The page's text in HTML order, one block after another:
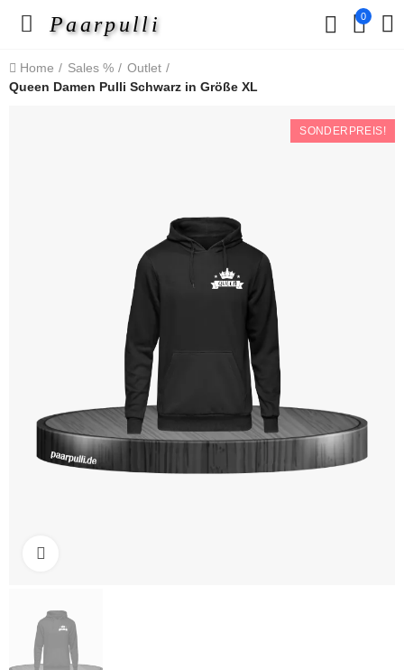
Paarpulli 0
Home Sales %
Outlet
Queen Damen Pulli Schwarz in Größe XL
SONDERPREIS!